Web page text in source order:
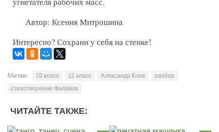
Автор: Ксения Митрошина
Интересно? Сохрани у себя на стенке!
Метки: 10 класс 11 класс Александр Блок
разбор
стихотворение Фабрика
ЧИТАЙТЕ ТАКЖЕ: